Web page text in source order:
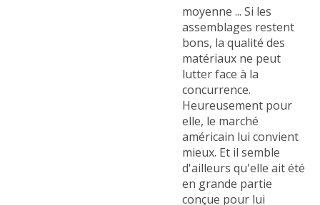
moyenne ... Si les
assemblages restent
bons, la qualité des
matériaux ne peut
lutter face à la
concurrence.
Heureusement pour
elle, le marché
américain lui convient
mieux. Et il semble
d'ailleurs qu'elle ait été
en grande partie
conçue pour lui